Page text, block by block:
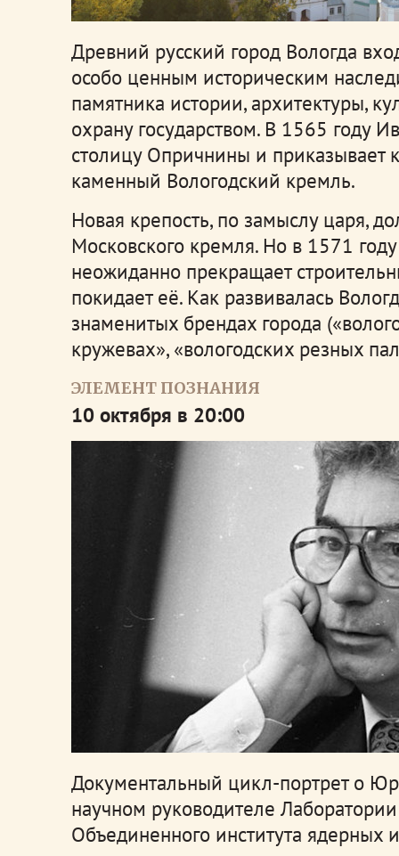
Древний русский город Вологда
особо ценным историческим
памятника истории, архитектуры,
охрану государством. В 1565 году
столицу Опричнины и приказывает
каменный Вологодский кремль.
Новая крепость, по замыслу царя,
Московского кремля. Но в 1571
неожиданно прекращает
покидает её. Как развивалась
знаменитых брендах города
кружевах», «вологодских резных
ЭЛЕМЕНТ ПОЗНАНИЯ
10 октября в 20:00
Документальный цикл-портрет о
научном руководителе
Объединенного института ядерных